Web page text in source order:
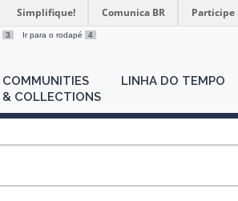
Simplifique! Comunica BR Participe
3 Ir para o rodapé 4
COMMUNITIES
& COLLECTIONS
LINHA DO TEMPO